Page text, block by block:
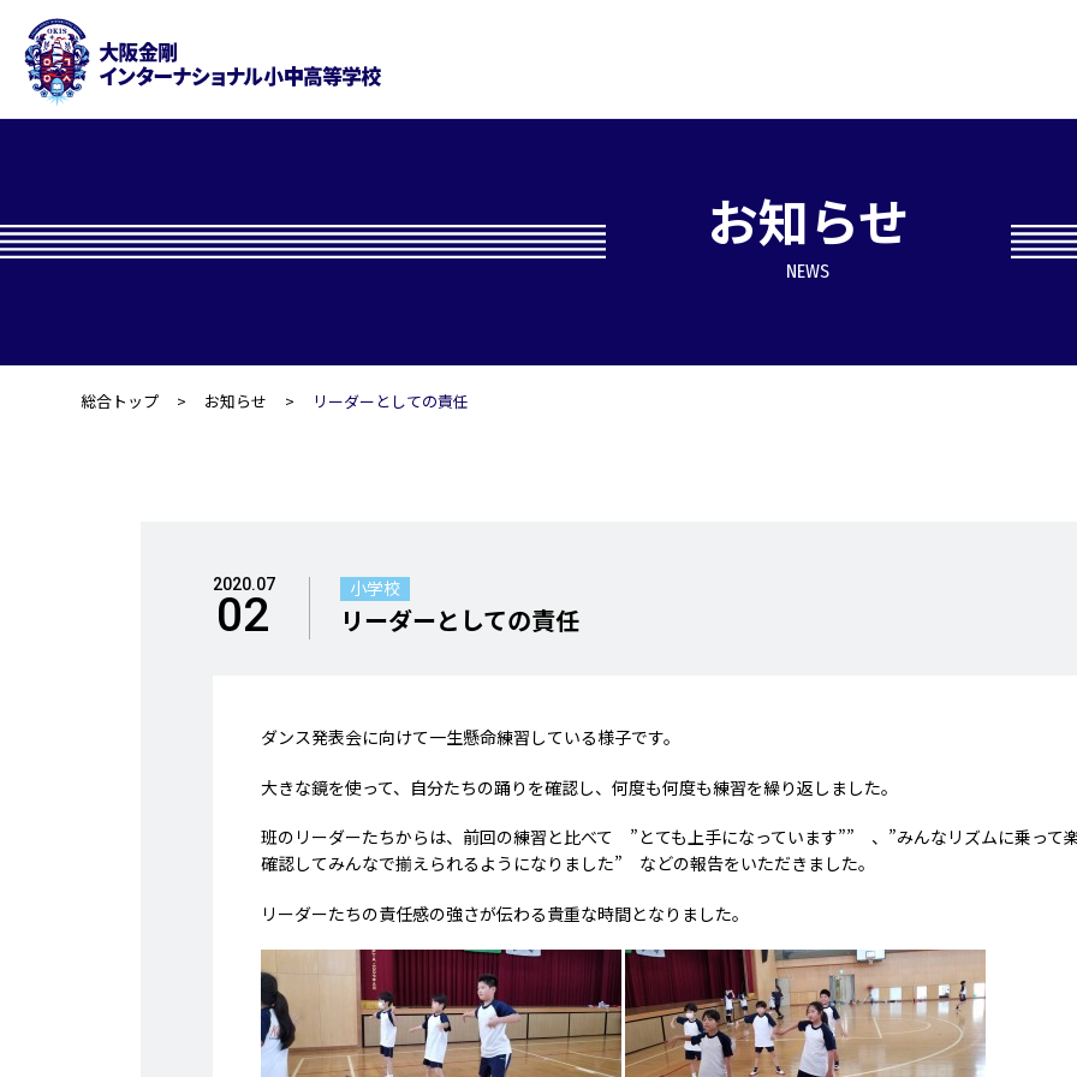
お知らせ
NEWS
総合トップ お知らせ リーダーとしての責任
2020.07
02
小学校
リーダーとしての責任
ダンス発表会に向けて一生懸命練習している様子です。
大きな鏡を使って、自分たちの踊りを確認し、何度も何度も練習を繰り返しました。
班のリーダーたちからは、前回の練習と比べて ”とても上手になっています”” 、”みんなリズムに乗って
確認してみんなで揃えられるようになりました” などの報告をいただきました。
リーダーたちの責任感の強さが伝わる貴重な時間となりました。